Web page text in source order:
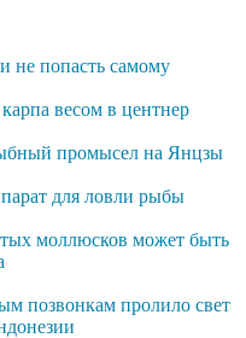
не попасть самому
весом в центнер
промысел на Янцзы
для ловли рыбы
моллюсков может быть
позвонкам пролило свет